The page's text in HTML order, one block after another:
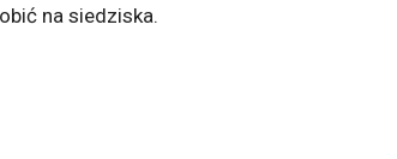
na siedziska.